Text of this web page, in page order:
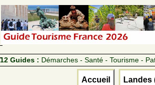
12 Guides : Démarches - Santé - Tourisme -
Accueil Landes